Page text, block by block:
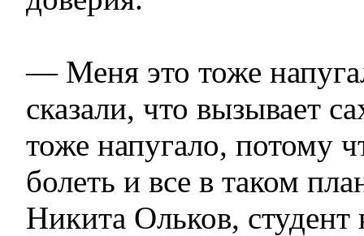
— Меня это тоже
сказали, что вызывает
тоже напугало, потому
болеть и все в таком
Никита Ольков, студент